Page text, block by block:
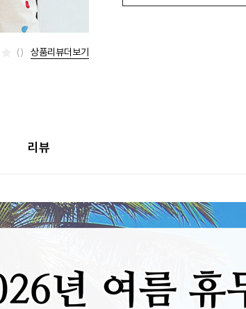
() 상품리뷰더보기
리뷰